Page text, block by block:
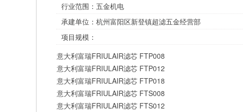
行业范围： 五金机电
承建单位： 杭州富阳区新登镇超滤五金经营部
项目规模：
意大利富瑞FRIULAIR滤芯 FTP008
意大利富瑞FRIULAIR滤芯 FTP012
意大利富瑞FRIULAIR滤芯 FTP018
意大利富瑞FRIULAIR滤芯 FTS008
意大利富瑞FRIULAIR滤芯 FTS012